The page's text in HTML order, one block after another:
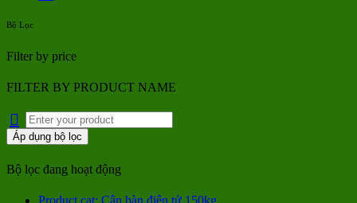
Bộ Lọc
Filter by price
FILTER BY PRODUCT NAME
Áp dụng bộ lọc
Bộ lọc đang hoạt động
Product cat: Cân bàn điện tử 150kg